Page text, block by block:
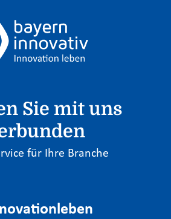
Sie mit uns
für Ihre Branche